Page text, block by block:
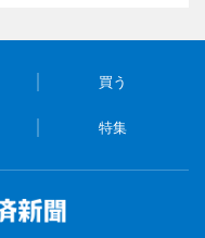
買う
特集